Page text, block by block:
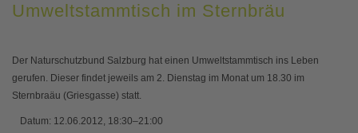
Umweltstammtisch im Sternbräu
Der Naturschutzbund Salzburg hat einen Umweltstammtisch ins Leben
gerufen. Dieser findet jeweils am 2. Dienstag im Monat um 18.30 im
Sternbraäu (Griesgasse) statt.
Datum: 12.06.2012, 18:30–21:00